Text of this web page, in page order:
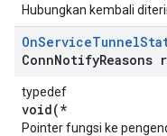
Hubungkan kembali
OnServiceTunnel
ConnNotifyReasons
typedef
void(*
Pointer fungsi ke